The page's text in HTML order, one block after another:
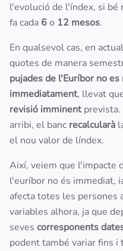
l'evolució de l'índex, si bé
fa cada 6o 12 mesos.
En qualsevol cas, en
quotes de manera
pujadesde l'Euríbor no es
immediatament, llevat
revisió imminentprevista.
arribi, el banc recalcularà
el nou valor de líndex.
Així, veiem que l'impacte
l'euríbor no és immediat,
afecta totes les persones
variables alhora, ja que
seves corresponents
podent també variar fins i